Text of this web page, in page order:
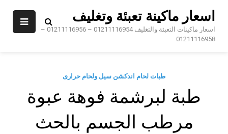
اسعار ماكينة تعبئة وتغليف
اسعار ماكينات التعبئة والتغليف 01211116954 – 01211116956 –
01211116958
طبات لحام اندكشن سيل ولحام حرارى
طبة لبرشمة فوهة عبوة
مرطب الجسم بالحث